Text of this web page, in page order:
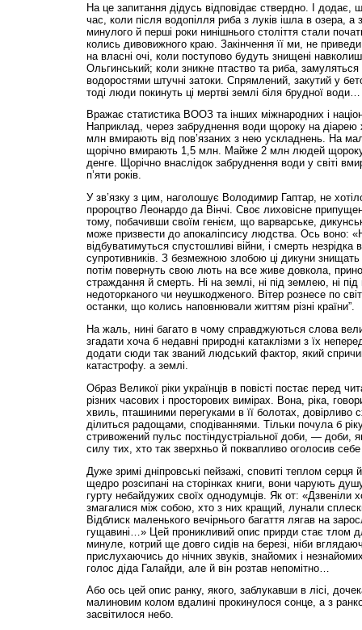
На це запитання дідусь відповідає ствердно. І
час, коли після водопілля риба з луків ішла в озера, а
минулого й перші роки нинішнього століття стали
колись дивовижного краю. Закінчення її ми, не
на власні очі, коли поступово будуть знищені
Ольгинський; коли зникне птаство та риба,
водоростями штучні затоки. Спрямлений, закутий у
тоді люди покинуть ці мертві землі біля брудної води…
Вражає статистика ВООЗ та інших міжнародних і
Наприклад, через забруднення води щороку на
млн вмирають від пов’язаних з нею ускладнень. На
щорічно вмирають 1,5 млн. Майже 2 млн людей
денге. Щорічно внаслідок забруднення води у світі
п’яти років.
У зв’язку з цим, наголошує Володимир Гаптар, не
пророцтво Леонардо да Вінчі. Своє лиховісне
тому, побачивши своїм генієм, що варварське,
може призвести до апокаліпсису людства. Ось воно:
відбуватимуться спустошливі війни, і смерть незрідка
супротивників. З безмежною злобою ці дикуни
потім повернуть свою лють на все живе довкола,
страждання й смерть. Ні на землі, ні під землею, ні
недоторканого чи неушкодженого. Вітер рознесе по
останки, що колись наповнювали життям різні країни”.
На жаль, нині багато в чому справджуються слова
згадати хоча б недавні природні катаклізми з їх
додати сюди так званий людський фактор, який
катастрофу. а землі.
Образ Великої ріки українців в повісті постає перед
різних часових і просторових вимірах. Вона, ріка,
хвиль, пташиними перегуками в її болотах, довірливо
ділиться радощами, сподіваннями. Тільки почула б
стривожений пульс постіндустріальної доби, — доби,
силу тих, хто так зверхньо й поквапливо оголосив
Дуже зримі дніпровські пейзажі, сповиті теплом
щедро розсипані на сторінках книги, вони чарують
гурту небайдужих своїх однодумців. Як от: «Дзвеніли
змагалися між собою, хто з них кращий, лунали сплески
Відблиск маленького вечірнього багаття лягав на
гущавині…» Цей проникливий опис прирди стає тлом
минуле, котрий ще довго сидів на березі, ніби
прислухаючись до нічних звуків, знайомих і
голос діда Галайди, але й він розтав непомітно…
Або ось цей опис ранку, якого, заблукавши в лісі,
малиновим колом вдалині прокинулося сонце, а з
засвітилося небо.